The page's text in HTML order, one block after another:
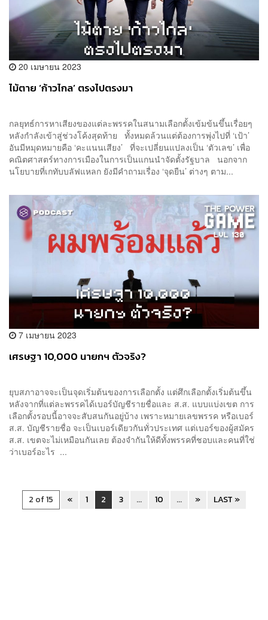
20 เมษายน 2023
ไม้ตาย ‘ก้าวไกล’ ตรงไปตรงมา
กลยุทธ์การหาเสียงของแต่ละพรรคในสนามเลือกตั้งเข้มข้นขึ้นเรื่อยๆ
หลังกำลังเข้าสู่ช่วงโค้งสุดท้าย ทั้งหมดล้วนแต่ต้องการพุ่งไปที่ ‘เป้า’
อันมีหมุดหมายคือ ‘คะแนนเสียง’ ที่จะเปลี่ยนแปลงเป็น ‘ตัวเลข’ เพื่อ
คณิตศาสตร์ทางการเมืองในการเป็นแกนนำจัดตั้งรัฐบาล นอกจาก
นโยบายที่เกทับบลัฟแหลก ยังมีคำถามเรื่อง ‘จุดยืน’ ต่างๆ ตาม...
7 เมษายน 2023
เศรษฐา 10,000 นายกฯ ตัวจริง?
ยุบสภาอาจจะเป็นจุดเริ่มต้นของการเลือกตั้ง แต่ศึกเลือกตั้งเริ่มต้นขึ้น
หลังจากที่แต่ละพรรคได้เบอร์บัญชีรายชื่อและ ส.ส. แบบแบ่งเขต การ
เลือกตั้งรอบนี้อาจจะสับสนกันอยู่บ้าง เพราะหมายเลขพรรค หรือเบอร์
ส.ส. บัญชีรายชื่อ จะเป็นเบอร์เดียวกันทั่วประเทศ แต่เบอร์ของผู้สมัคร
ส.ส. เขตจะไม่เหมือนกันเลย ต้องจำกันให้ดีทั้งพรรคที่ชอบและคนที่ใช่
ว่าเบอร์อะไร ...
2 of 15 « 1 2 3 ... 10 ... » LAST »